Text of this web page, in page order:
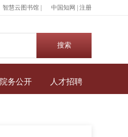
智慧云图书馆 | 中国知网 注册
院务公开 人才招聘